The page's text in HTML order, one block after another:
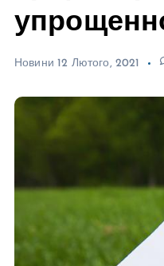
Новини 12 Лютого, 2021